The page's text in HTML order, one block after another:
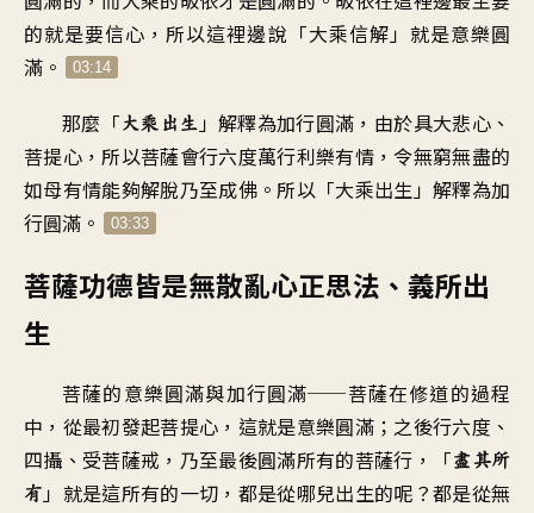
的就是要信心 ，所以這裡邊說 「大乘信解」就是意樂圓
滿 。 03:14
那麼「 大乘出生」解釋為加行圓滿 ， 由於具大悲心 、
菩提心 ，所以菩薩會行六度萬行利樂有情 ，令無窮無盡的
如母有情能夠解脫乃至成佛 。所以「大乘出生」解釋為加
行圓滿 。 03:33
菩薩功德皆是無散亂心正思法、義所出
生
菩薩的意樂圓滿與加行圓滿──菩薩在修道的過程
中 ， 從最初發起菩提心 ， 這就是意樂圓滿 ； 之後行六度、
四攝 、 受菩薩戒 ， 乃至最後圓滿所有的菩薩行 ，「盡其所
有」 就是這所有的一切 ， 都是從哪兒出生的呢 ？都是從無